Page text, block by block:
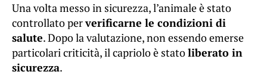
Una volta messo in sicurezza, l’animale è stato
controllato perverificarne le condizioni di
salute. Dopo la valutazione, non essendo emerse
particolari criticità, il capriolo è statoliberato in
sicurezza.